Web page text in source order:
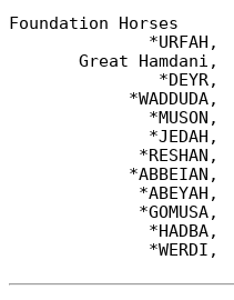
Foundation Horses
*URFAH,
Great Hamdani,
*DEYR,
*WADDUDA,
*MUSON,
*JEDAH,
*RESHAN,
*ABBEIAN,
*ABEYAH,
*GOMUSA,
*HADBA,